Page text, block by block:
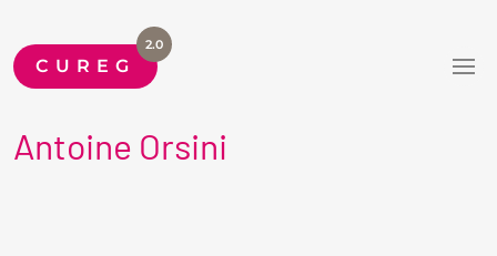
CUREG
2.0
Antoine Orsini